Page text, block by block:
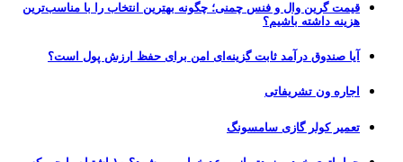
قیمت گرین وال و فنس چمنی؛ چگونه بهترین انتخاب را با مناسب‌ترین
هزینه داشته باشیم؟
آیا صندوق درآمد ثابت گزینه‌ای امن برای حفظ ارزش پول است؟
اجاره ون تشریفاتی
تعمیر کولر گازی سامسونگ